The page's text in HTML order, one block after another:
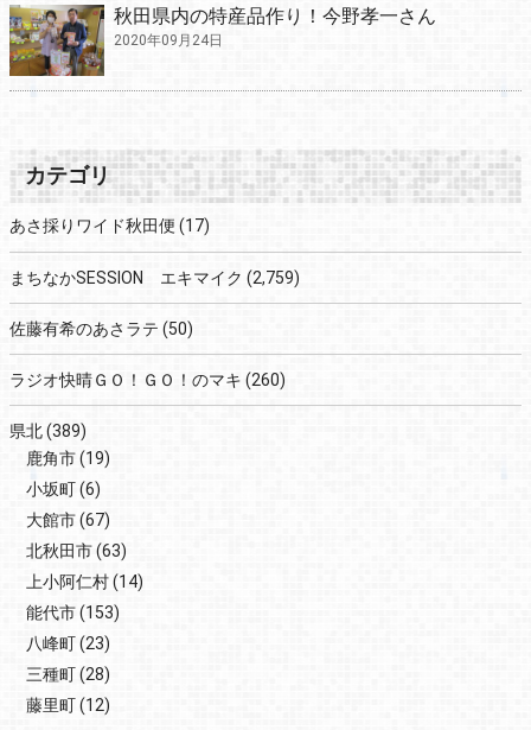
秋田県内の特産品作り！今野孝一さん
2020年09月24日
カテゴリ
あさ採りワイド秋田便 (17)
まちなかSESSION エキマイク (2,759)
佐藤有希のあさラテ (50)
ラジオ快晴ＧＯ！ＧＯ！のマキ (260)
県北(389)
鹿角市(19)
小坂町(6)
大館市(67)
北秋田市(63)
上小阿仁村(14)
能代市(153)
八峰町(23)
三種町(28)
藤里町(12)